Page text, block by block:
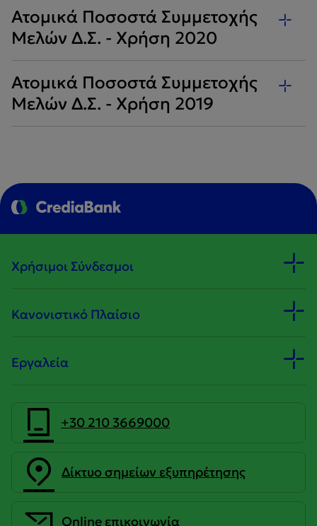
Ατομικά Ποσοστά Συμμετοχής
Μελών Δ.Σ. - Χρήση 2020
Ατομικά Ποσοστά Συμμετοχής
Μελών Δ.Σ. - Χρήση 2019
Χρήσιμοι Σύνδεσμοι
Κανονιστικό Πλαίσιο
Εργαλεία
+30 210 3669000
Δίκτυο σημείων εξυπηρέτησης
Οnline επικοινωνία